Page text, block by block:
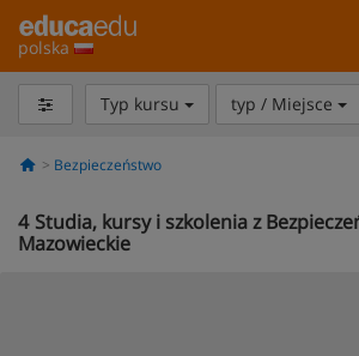
polska
Typ kursu typ / Miejsce
Bezpieczeństwo
4 Studia, kursy i szkolenia z
Mazowieckie